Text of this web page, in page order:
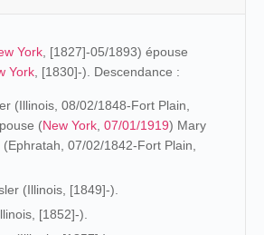
York , [1827]-05/1893) épouse
York , [1830]-). Descendance :
(Illinois, 08/02/1848-Fort Plain,
(New York 07/01/1919) Mary
07/02/1842-Fort Plain,
(Illinois, [1849]-).
[1852]-).